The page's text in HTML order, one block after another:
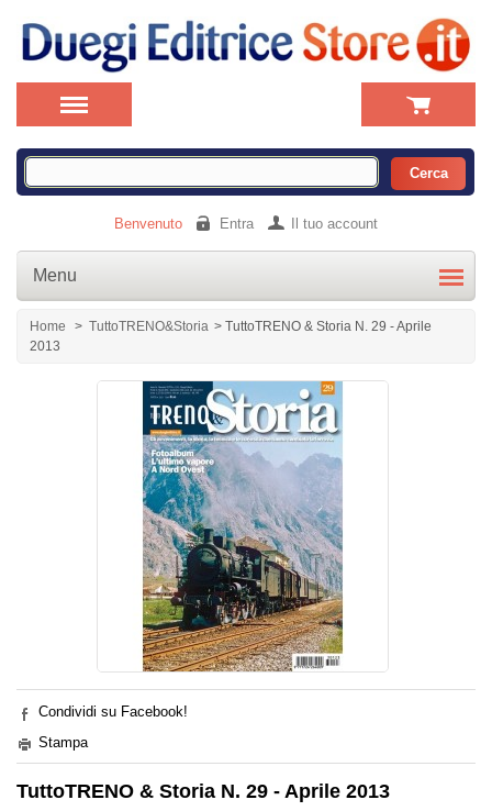
Benvenuto Entra Il tuo account
Menu
Home > TuttoTRENO&Storia > TuttoTRENO & Storia N. 29 - Aprile
2013
Condividi su Facebook!
Stampa
TuttoTRENO & Storia N. 29 - Aprile 2013